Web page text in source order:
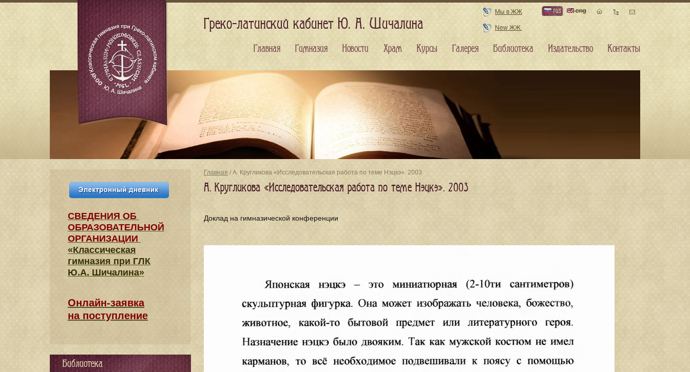
Главная / А. Кругликова «Исследовательская работа по теме Нэцкэ». 2003
А. Кругликова «Исследовательская работа по теме Нэцкэ». 2003
Доклад на гимназической конференции
СВЕДЕНИЯ​ ОБ
ОБРАЗОВАТЕЛЬНОЙ
ОРГАНИЗАЦИИ
«Классическая
гимназия при ГЛК
Ю.А. Шичалина»
Онлайн-заявка
на поступление
Библиотека
Греко-латинский кабинет Ю. А. Шичалина
Мы в ЖЖ
New ЖЖ
rus eng
Главная Гимназия Новости Храм Курсы Галерея Библиотека Издательство Контакты